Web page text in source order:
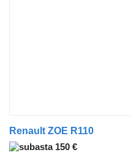
Renault ZOE R110
150 €